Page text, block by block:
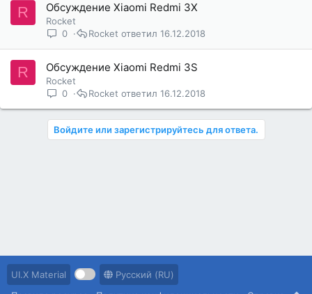
R Обсуждение Xiaomi Redmi 3X
Rocket
0
16.12.2018
Rocket
R Обсуждение Xiaomi Redmi 3S
Rocket
0
16.12.2018
Rocket
Войдите или зарегистрируйтесь для ответа.
UI.X Material
Русский (RU)